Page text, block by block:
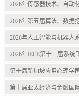
2026年传感器技术、自动
2026年第五届算法、数据
2026年人工智能与机器人
2026年IEEE第十二届系统
第十届新加坡应用心理学
第十届亚太经济与金融国